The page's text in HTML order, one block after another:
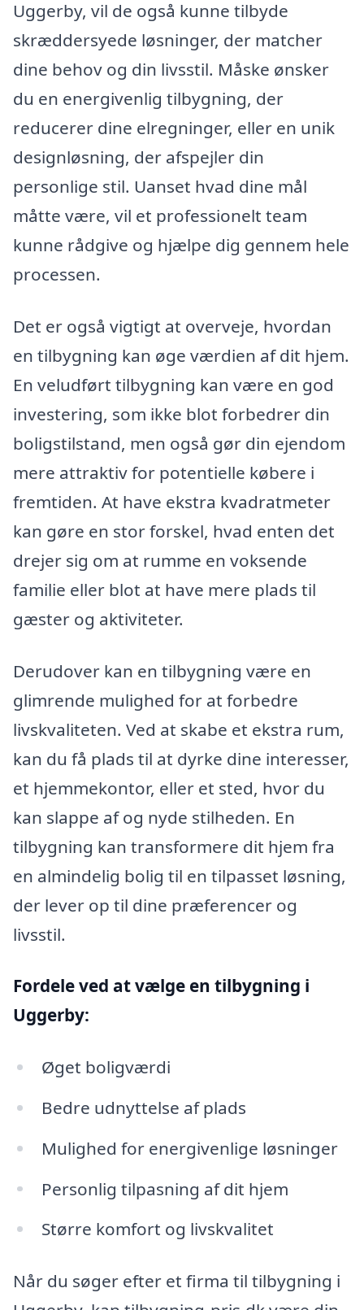
Uggerby, vil de også kunne tilbyde
skræddersyede løsninger, der matcher
dine behov og din livsstil. Måske ønsker
du en energivenlig tilbygning, der
reducerer dine elregninger, eller en unik
designløsning, der afspejler din
personlige stil. Uanset hvad dine mål
måtte være, vil et professionelt team
kunne rådgive og hjælpe dig gennem hele
processen.
Det er også vigtigt at overveje, hvordan
en tilbygning kan øge værdien af dit hjem.
En veludført tilbygning kan være en god
investering, som ikke blot forbedrer din
boligstilstand, men også gør din ejendom
mere attraktiv for potentielle købere i
fremtiden. At have ekstra kvadratmeter
kan gøre en stor forskel, hvad enten det
drejer sig om at rumme en voksende
familie eller blot at have mere plads til
gæster og aktiviteter.
Derudover kan en tilbygning være en
glimrende mulighed for at forbedre
livskvaliteten. Ved at skabe et ekstra rum,
kan du få plads til at dyrke dine interesser,
et hjemmekontor, eller et sted, hvor du
kan slappe af og nyde stilheden. En
tilbygning kan transformere dit hjem fra
en almindelig bolig til en tilpasset løsning,
der lever op til dine præferencer og
livsstil.
Fordele ved at vælge en tilbygning i
Uggerby:
Øget boligværdi
Bedre udnyttelse af plads
Mulighed for energivenlige løsninger
Personlig tilpasning af dit hjem
Større komfort og livskvalitet
Når du søger efter et firma til tilbygning i